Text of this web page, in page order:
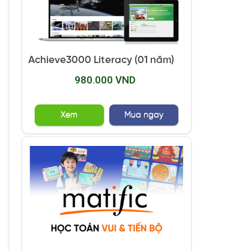
Achieve3000 Literacy (01 năm)
980.000 VND
Xem Mua ngay